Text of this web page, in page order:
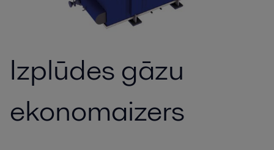
Izplūdes gāzu
ekonomaizers